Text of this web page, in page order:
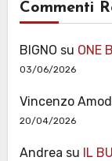
Commenti
BIGNO su ONE
03/06/2026
Vincenzo
20/04/2026
Andrea su IL